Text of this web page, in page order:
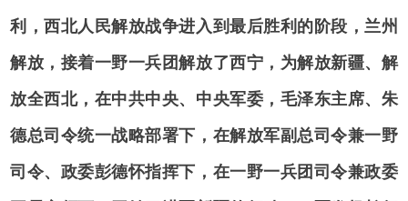
利，西北人民解放战争进入到最后胜利的阶段，兰州
解放，接着一野一兵团解放了西宁，为解放新疆、解
放全西北，在中共中央、中央军委，毛泽东主席、朱
德总司令统一战略部署下，在解放军副总司令兼一野
司令、政委彭德怀指挥下，在一野一兵团司令兼政委